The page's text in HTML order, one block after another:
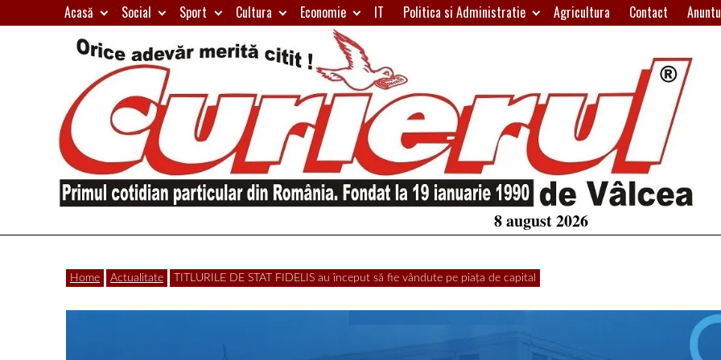
to
Acasă Social Sport Cultura Economie IT Politica si Administratie Agricultura Contact
Curierul
de
Primul
particular
din
8 august 2026
Home Actualitate TITLURILE DE STAT FIDELIS au început să fie vândute pe piața de capital